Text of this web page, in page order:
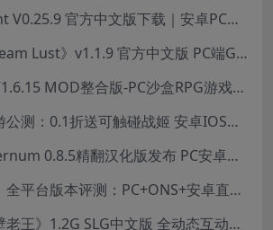
特工17 Agent V0.25.9 官方中文版下载｜安卓PC双端｜附存档赞助码
《欲之梦 Dream Lust》v1.1.9 官方中文版 PC端Galgame推荐
星露谷物语V1.6.15 MOD整合版-PC沙盒RPG游戏STEAM官中+200款美化MOD
战火使命手游公测：0.1折送可触碰战姬 安卓IOS双端互通中文版
永恒世界 Eternum 0.8.5精翻汉化版发布 PC安卓双端 SLG游戏
《妹的日记》全平台版本评测：PC+ONS+安卓直装养成游戏体验
《重生之隔壁老王》1.2G SLG中文版 全动态互动冒险游戏